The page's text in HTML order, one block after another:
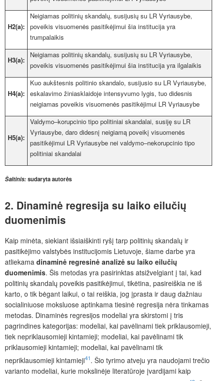
H2(a):
Neigiamas politinių skandalų, susijusių su LR Vyriausybe,
poveikis visuomenės pasitikėjimui šia institucija yra
trumpalaikis
H3(a):
Neigiamas politinių skandalų, susijusių su LR Vyriausybe,
poveikis visuomenės pasitikėjimui šia institucija yra ilgalaikis
H4(a):
Kuo aukštesnis politinio skandalo, susijusio su LR Vyriausybe,
eskalavimo žiniasklaidoje intensyvumo lygis, tuo didesnis
neigiamas poveikis visuomenės pasitikėjimui LR Vyriausybe
H5(a):
Valdymo–korupcinio tipo politiniai skandalai, susiję su LR
Vyriausybe, daro didesnį neigiamą poveikį visuomenės
pasitikėjimui LR Vyriausybe nei valdymo–nekorupcinio tipo
politiniai skandalai
Šaltinis:sudaryta autorės
2. Dinaminė regresija su laiko eilučių
duomenimis
Kaip minėta, siekiant išsiaiškinti ryšį tarp politinių skandalų ir
pasitikėjimo valstybės institucijomis Lietuvoje, šiame darbe yra
atliekama dinaminė regresinė analizė su laiko eilučių
duomenimis. Šis metodas yra pasirinktas atsižvelgiant į tai, kad
politinių skandalų poveikis pasitikėjimui, tikėtina, pasireiškia ne iš
karto, o tik bėgant laikui, o tai reiškia, jog įprasta ir daug dažniau
socialiniuose moksluose aptinkama tiesinė regresija nėra tinkamas
metodas. Dinaminės regresijos modeliai yra skirstomi į tris
pagrindines kategorijas: modeliai, kai pavėlinami tiek priklausomieji,
tiek nepriklausomieji kintamieji; modeliai, kai pavėlinami tik
priklausomieji kintamieji; modeliai, kai pavėlinami tik
nepriklausomieji kintamieji41. Šio tyrimo atveju yra naudojami trečio
varianto modeliai, kurie mokslinėje literatūroje įvardijami kaip